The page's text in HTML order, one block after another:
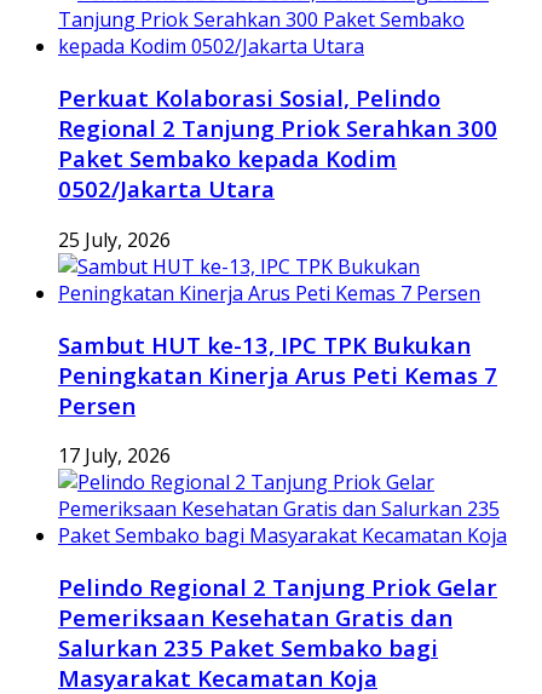
Perkuat Kolaborasi Sosial, Pelindo
Regional 2 Tanjung Priok Serahkan 300
Paket Sembako kepada Kodim
0502/Jakarta Utara
25 July, 2026
Sambut HUT ke-13, IPC TPK Bukukan
Peningkatan Kinerja Arus Peti Kemas 7
Persen
17 July, 2026
Pelindo Regional 2 Tanjung Priok Gelar
Pemeriksaan Kesehatan Gratis dan
Salurkan 235 Paket Sembako bagi
Masyarakat Kecamatan Koja